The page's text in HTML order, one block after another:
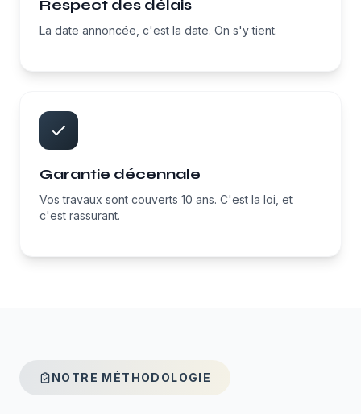
Respect des délais
La date annoncée, c'est la date. On s'y tient.
Garantie décennale
Vos travaux sont couverts 10 ans. C'est la loi, et
c'est rassurant.
NOTRE MÉTHODOLOGIE